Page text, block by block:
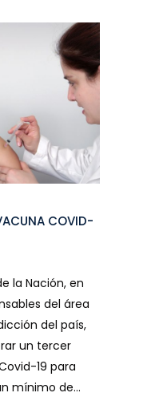
COVID-
la Nación, en
del área
del país,
un tercer
19 para
mínimo de...